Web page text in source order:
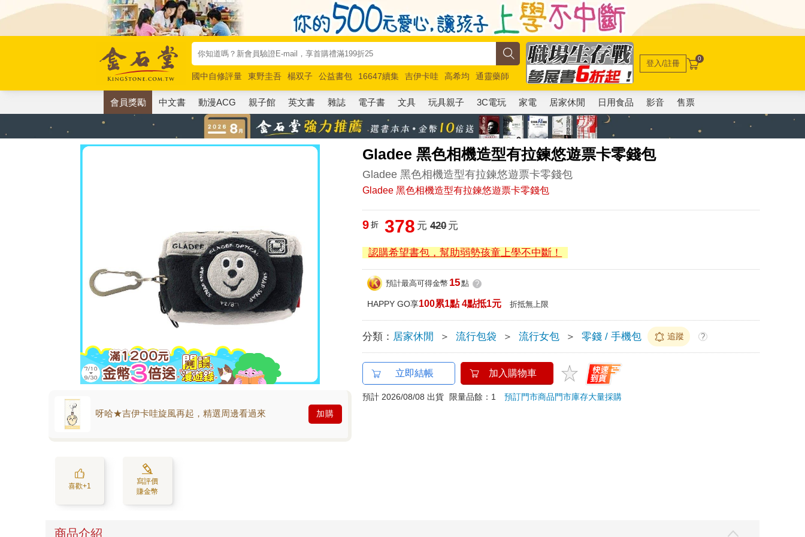
國中自修評量 東野圭吾 楊双子 公益書包 16647續集 吉伊卡哇 高希均
通靈藥師
唯紅花綻放
奧德賽 路邊攤新作 馬斯克 玩具總動員5 超慢跑
登入/註冊 0
會員獎勵 中文書 動漫ACG 親子館 英文書 雜誌 電子書 文具 玩具親子 3C電玩 家電 居家休閒 日用食品 影音 售票
Gladee 黑色相機造型有拉鍊悠遊票卡零錢包
Gladee 黑色相機造型有拉鍊悠遊票卡零錢包
Gladee 黑色相機造型有拉鍊悠遊票卡零錢包
呀哈★吉伊卡哇旋風再起，精選周邊看過來 加購
喜歡+1
寫評價
賺金幣
9 折 378 元 420元
認購希望書包，幫助弱勢孩童上學不中斷！
預計最高可得金幣 15點 ?
HAPPY GO享100累1點 4點抵1元 折抵無上限
分類： 居家休閒 ＞ 流行包袋 ＞ 流行女包 ＞ 零錢 / 手機包 追蹤 ?
立即結帳 加入購物車
預計 2026/08/08 出貨 限量品餘：1預訂門市商品門市庫存大量採購
商品介紹